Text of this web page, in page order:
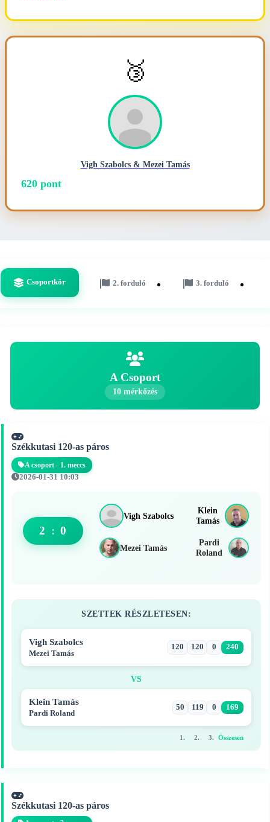
🥉
Vigh Szabolcs & Mezei Tamás
620 pont
Csoportkör 2. forduló 3. forduló
A Csoport
10 mérkőzés
Székkutasi 120-as páros
A csoport - 1. meccs
2026-01-31 10:03
Vigh Szabolcs
Mezei Tamás
2 : 0
Klein
Tamás
Pardi
Roland
SZETTEK RÉSZLETESEN:
Vigh Szabolcs
Mezei Tamás
120 120 0 240
VS
Klein Tamás
Pardi Roland
50 119 0 169
1. 2. 3. Összesen
Székkutasi 120-as páros